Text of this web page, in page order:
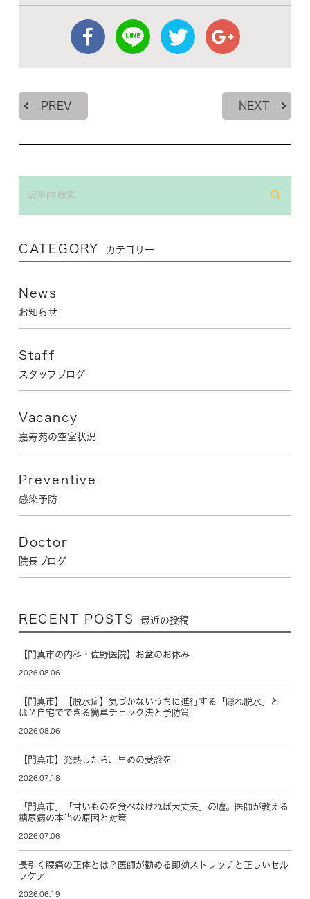
PREV NEXT
CATEGORY カテゴリー
News
お知らせ
Staff
スタッフブログ
Vacancy
嘉寿苑の空室状況
Preventive
感染予防
Doctor
院長ブログ
RECENT POSTS 最近の投稿
【門真市の内科・佐野医院】お盆のお休み
2026.08.06
【門真市】【脱水症】気づかないうちに進行する「隠れ脱水」と
は？自宅でできる簡単チェック法と予防策
2026.08.06
【門真市】発熱したら、早めの受診を！
2026.07.18
「門真市」「甘いものを食べなければ大丈夫」の嘘。医師が教える
糖尿病の本当の原因と対策
2026.07.06
長引く腰痛の正体とは？医師が勧める即効ストレッチと正しいセル
フケア
2026.06.19